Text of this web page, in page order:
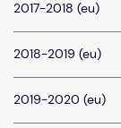
2017-2018 (eu)
2018-2019 (eu)
2019-2020 (eu)